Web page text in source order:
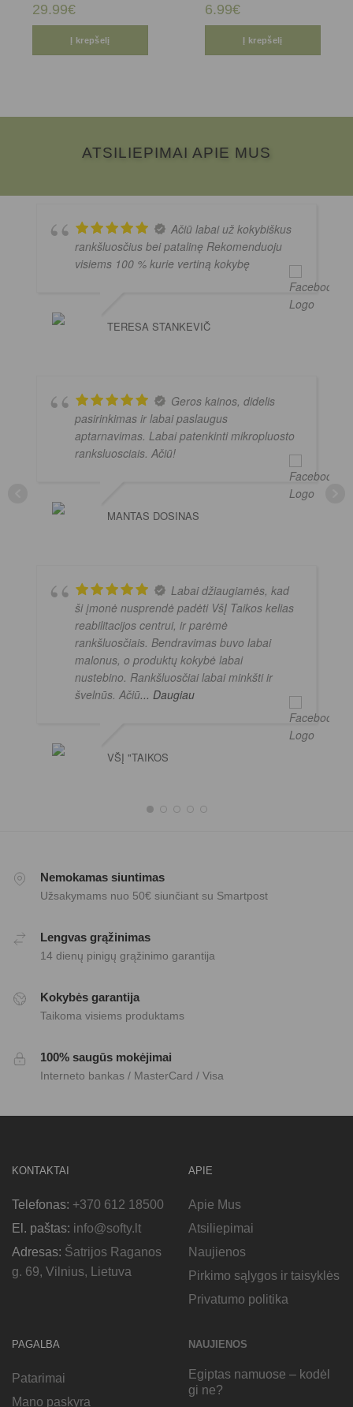
29.99€
Į krepšelį
6.99€
Į krepšelį
ATSILIEPIMAI APIE MUS
Ačiū labai už kokybiškus
rankšluosčius bei patalinę Rekomenduoju
visiems 100 % kurie vertiną kokybę
TERESA STANKEVIČ
Geros kainos, didelis
pasirinkimas ir labai paslaugus
aptarnavimas. Labai patenkinti mikropluosto
ranksluosciais. Ačiū!
MANTAS DOSINAS
Labai džiaugiamės, kad
ši įmonė nusprendė padėti VšĮ Taikos kelias
reabilitacijos centrui, ir parėmė
rankšluosčiais. Bendravimas buvo labai
malonus, o produktų kokybė labai
nustebino. Rankšluosčiai labai minkšti ir
švelnūs. Ačiū... Daugiau
VŠĮ "TAIKOS
Nemokamas siuntimas
Užsakymams nuo 50€ siunčiant su Smartpost
Lengvas grąžinimas
14 dienų pinigų grąžinimo garantija
Kokybės garantija
Taikoma visiems produktams
100% saugūs mokėjimai
Interneto bankas / MasterCard / Visa
KONTAKTAI
Telefonas: +370 612 18500
El. paštas: info@softy.lt
Adresas: Šatrijos Raganos
g. 69, Vilnius, Lietuva
APIE
Apie Mus
Atsiliepimai
Naujienos
Pirkimo sąlygos ir taisyklės
Privatumo politika
PAGALBA
Patarimai
Mano paskyra
NAUJIENOS
Egiptas namuose – kodėl
gi ne?